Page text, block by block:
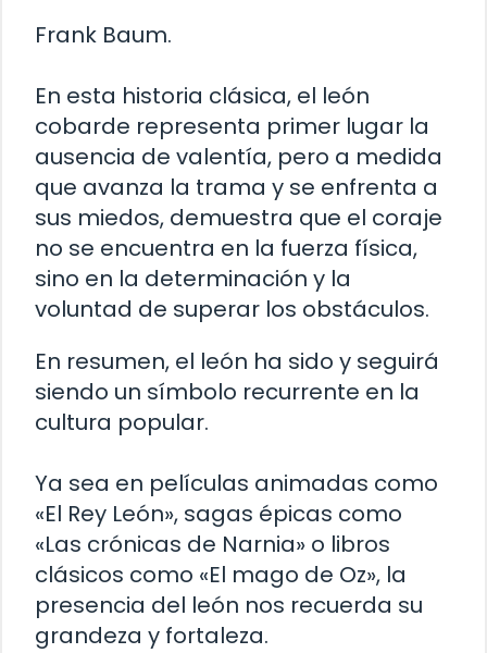
Frank Baum.
En esta historia clásica, el león
cobarde representa primer lugar la
ausencia de valentía, pero a medida
que avanza la trama y se enfrenta a
sus miedos, demuestra que el coraje
no se encuentra en la fuerza física,
sino en la determinación y la
voluntad de superar los obstáculos.
En resumen, el león ha sido y seguirá
siendo un símbolo recurrente en la
cultura popular.
Ya sea en películas animadas como
«El Rey León», sagas épicas como
«Las crónicas de Narnia» o libros
clásicos como «El mago de Oz», la
presencia del león nos recuerda su
grandeza y fortaleza.